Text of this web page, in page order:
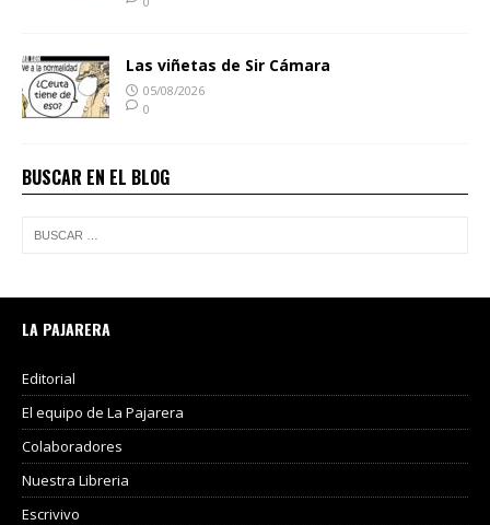
Las viñetas de Sir Cámara
05/08/2026
0
BUSCAR EN EL BLOG
LA PAJARERA
Editorial
El equipo de La Pajarera
Colaboradores
Nuestra Libreria
Escrivivo